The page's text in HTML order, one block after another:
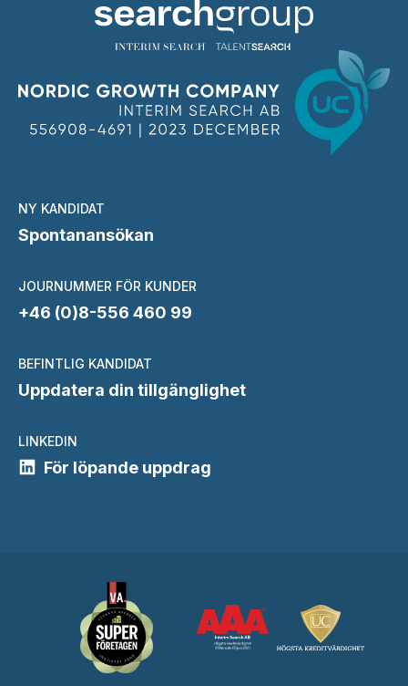
NY KANDIDAT
Spontanansökan
JOURNUMMER FÖR KUNDER
+46 (0)8-556 460 99
BEFINTLIG KANDIDAT
Uppdatera din tillgänglighet
LINKEDIN
För löpande uppdrag